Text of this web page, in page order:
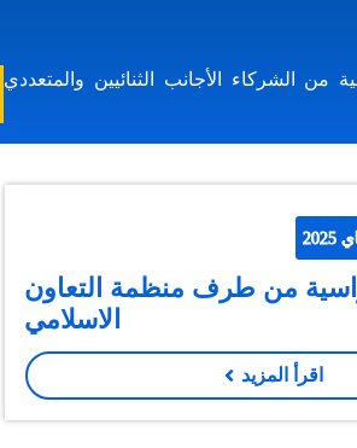
من الشركاء الأجانب الثنائيين والمتعددي
من طرف منظمة التعاون
الاسلامي
اقرأ المزيد